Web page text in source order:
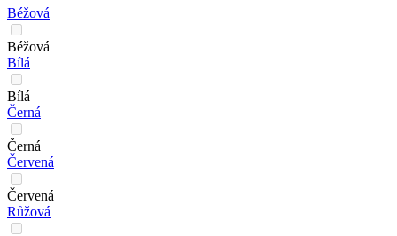
Béžová
Béžová
Bílá
Bílá
Černá
Černá
Červená
Červená
Růžová